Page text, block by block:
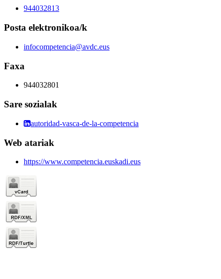
944032813
Posta elektronikoa/k
infocompetencia@avdc.eus
Faxa
944032801
Sare sozialak
autoridad-vasca-de-la-competencia
Web atariak
https://www.competencia.euskadi.eus